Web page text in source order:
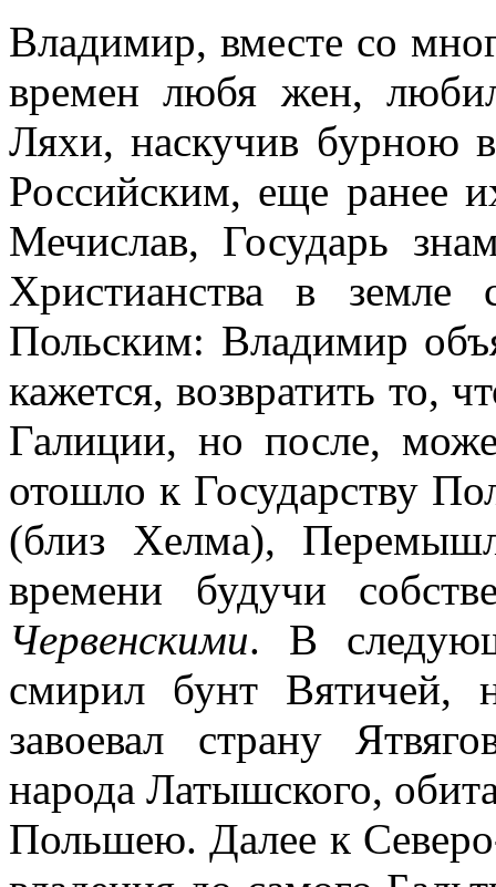
Владимир, вместе со
времен любя жен,
Ляхи, наскучив бурною
Российским, еще ранее
Мечислав, Государь
Христианства в земле
Польским: Владимир
кажется, возвратить то,
Галиции, но после,
отошло к Государству
(близ Хелма),
времени будучи
Червенскими. В
смирил бунт Вятичей,
завоевал страну
народа Латышского,
Польшею. Далее к